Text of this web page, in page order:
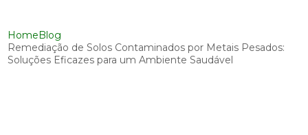
HomeBlog
Remediação de Solos Contaminados por Metais Pesados:
Soluções Eficazes para um Ambiente Saudável